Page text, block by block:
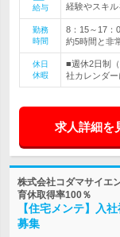
給与
経験やスキ
勤務
時間
8：15～17：
約5時間と非
休日
休暇
■週休2日制
社カレンダ
求人詳細を
株式会社コダマサイエ
育休取得率100％
【住宅メンテ】入
募集